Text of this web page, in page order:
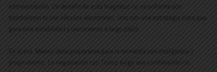
administración. Un desafío de esta magnitud no se enfrenta con
triunfalismo ni con cálculos electorales, sino con una estrategia clara que
garantice estabilidad y crecimiento a largo plazo.
En suma, México debe prepararse para la tormenta con inteligencia y
pragmatismo. La negociación con Trump exige una combinación de